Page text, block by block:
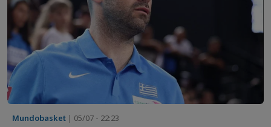
Mundobasket | 05/07 - 22:23